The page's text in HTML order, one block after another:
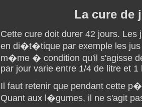
La cure de
Cette cure doit durer 42 jours.
en di�t�tique par exemple les
m�me � condition qu'il s'agisse
par jour varie entre 1/4 de litre et 1
Il faut retenir que pendant cette
Quant aux l�gumes, il ne s'agit